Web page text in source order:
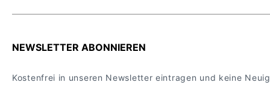
NEWSLETTER ABONNIEREN
Kostenfrei in unseren Newsletter eintragen und keine